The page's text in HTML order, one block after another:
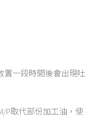
置一段時間後會出現吐
P取代部份加工油，使